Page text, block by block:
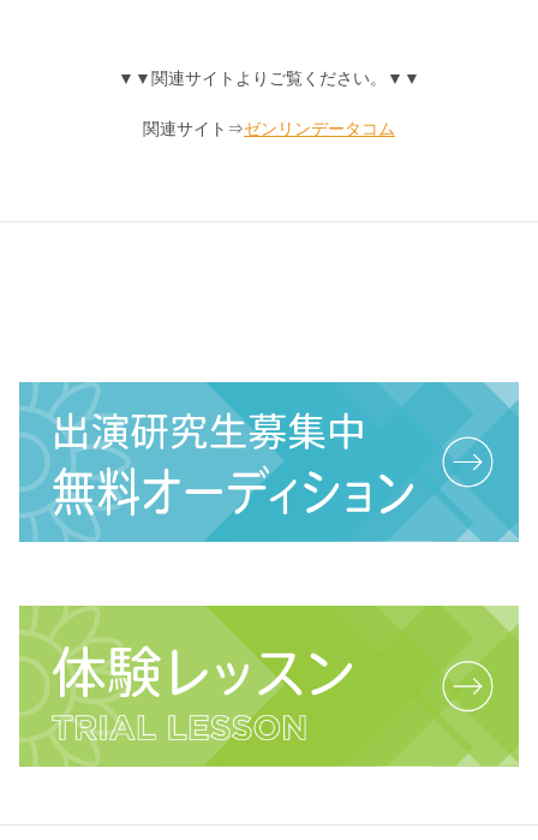
▼▼関連サイトよりご覧ください。▼▼
関連サイト⇒ゼンリンデータコム